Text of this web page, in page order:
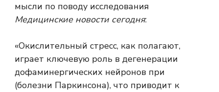
мысли по поводу исследования
Медицинские новости сегодня:
«Окислительный стресс, как полагают,
играет ключевую роль в дегенерации
дофаминергических нейронов при
(болезни Паркинсона), что приводит к